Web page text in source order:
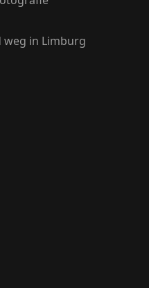
weg in Limburg